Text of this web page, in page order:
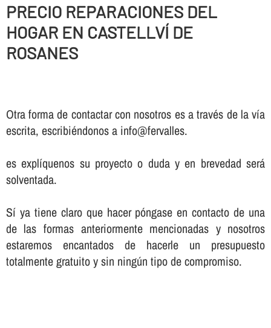
PRECIO REPARACIONES DEL
HOGAR EN CASTELLVÍ DE
ROSANES
Otra forma de contactar con nosotros es a través de la vía
escrita, escribiéndonos a info@fervalles.
es explíquenos su proyecto o duda y en brevedad será
solventada.
Sí ya tiene claro que hacer póngase en contacto de una
de las formas anteriormente mencionadas y nosotros
estaremos encantados de hacerle un presupuesto
totalmente gratuito y sin ningún tipo de compromiso.